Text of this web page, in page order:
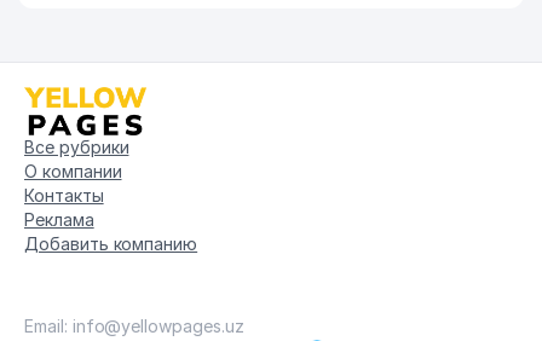
Все рубрики
О компании
Контакты
Реклама
Добавить компанию
Email: info@yellowpages.uz